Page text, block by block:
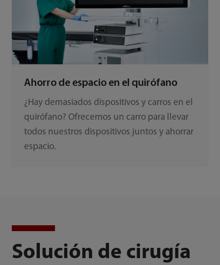
Ahorro de espacio en el quirófano
¿Hay demasiados dispositivos y carros en el
quirófano? Ofrecemos un carro para llevar
todos nuestros dispositivos juntos y ahorrar
espacio.
Solución de cirugía